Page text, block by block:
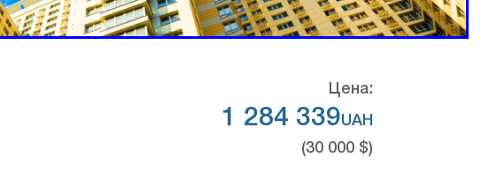
Цена:
1 284 339UAH
(30 000 $)